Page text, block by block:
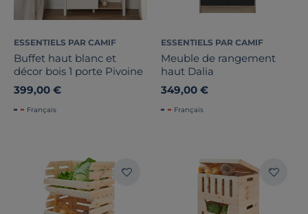
ESSENTIELS PAR CAMIF
Buffet haut blanc et
décor bois 1 porte Pivoine
399,00 €
Français
ESSENTIELS PAR CAMIF
Meuble de rangement
haut Dalia
349,00 €
Français
Profondeur
Type de porte
Nombre de portes
Marque
Pays de fabrication